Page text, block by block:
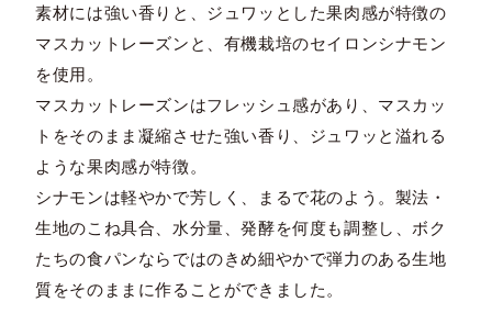
素材には強い香りと、ジュワッとした果肉感が特徴の
マスカットレーズンと、有機栽培のセイロンシナモン
を使用。
マスカットレーズンはフレッシュ感があり、マスカッ
トをそのまま凝縮させた強い香り、ジュワッと溢れる
ような果肉感が特徴。
シナモンは軽やかで芳しく、まるで花のよう。製法・
生地のこね具合、水分量、発酵を何度も調整し、ボク
たちの食パンならではのきめ細やかで弾力のある生地
質をそのままに作ることができました。